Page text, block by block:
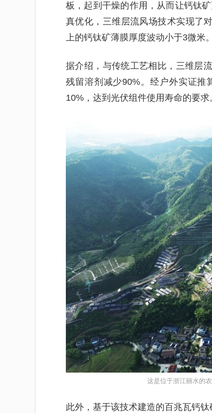
板，起到干燥的作用，从而让钙钛
真优化，三维层流风场技术实现了
上的钙钛矿薄膜厚度波动小于3微米。
据介绍，与传统工艺相比，三维层
残留溶剂减少90%。经户外实证推
10%，达到光伏组件使用寿命的要求
这是位于浙江丽水的
此外，基于该技术建造的百兆瓦钙